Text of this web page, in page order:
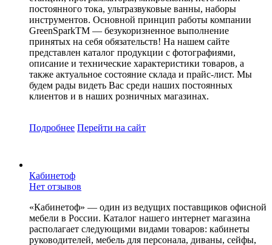
постоянного тока, ультразвуковые ванны, наборы
инструментов. Основной принцип работы компании
GreenSparkTM — безукоризненное выполнение
принятых на себя обязательств! На нашем сайте
представлен каталог продукции с фотографиями,
описание и технические характеристики товаров, а
также актуальное состояние склада и прайс-лист. Мы
будем рады видеть Вас среди наших постоянных
клиентов и в наших розничных магазинах.
Подробнее Перейти на сайт
Кабинетоф
Нет отзывов
«Кабинетоф» — один из ведущих поставщиков офисной
мебели в России. Каталог нашего интернет магазина
располагает следующими видами товаров: кабинеты
руководителей, мебель для персонала, диваны, сейфы,